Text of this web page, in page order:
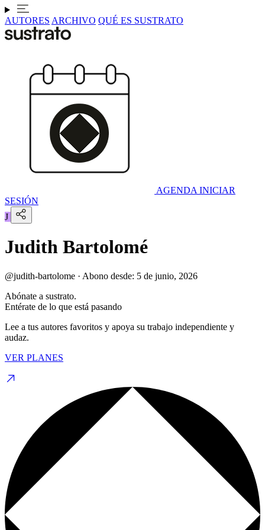
AUTORES ARCHIVO QUÉ ES SUSTRATO
AGENDA INICIAR
SESIÓN
J
Judith Bartolomé
@judith-bartolome · Abono desde: 5 de junio, 2026
Abónate a sustrato.
Entérate de lo que está pasando
Lee a tus autores favoritos y apoya su trabajo independiente y
audaz.
VER PLANES